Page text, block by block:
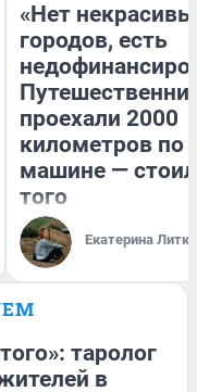
«Нет
городов, есть
проехали 2000
километров по
машине —
того
Екатерина
таролог
в